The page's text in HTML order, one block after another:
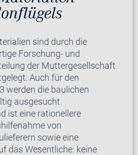
sind durch die
Forschung- und
der Muttergesellschaft
Auch für den
werden die baulichen
ausgesucht.
ist eine rationellere
von
sowie eine
das Wesentliche: keine